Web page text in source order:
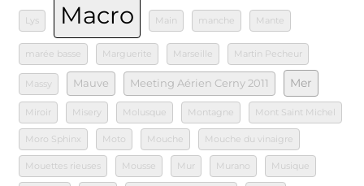
Lys Macro Main manche Mante
marée basse Marguerite Marseille Martin Pecheur
Massy Mauve Meeting Aérien Cerny 2011 Mer
Miroir Misery Molusque Montagne Mont Saint Michel
Moro Sphinx Moto Mouche Mouche du vinaigre
Mouettes rieuses Mousse Mur Murano Musique